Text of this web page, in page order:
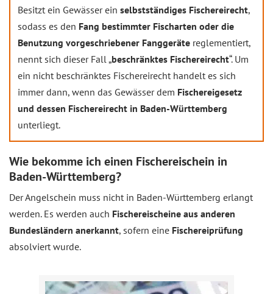
Besitzt ein Gewässer ein selbstständiges Fischereirecht,
sodass es den Fang bestimmter Fischarten oder die
Benutzung vorgeschriebener Fanggeräte reglementiert,
nennt sich dieser Fall „beschränktes Fischereirecht“. Um
ein nicht beschränktes Fischereirecht handelt es sich
immer dann, wenn das Gewässer dem Fischereigesetz
und dessen Fischereirecht in Baden-Württemberg
unterliegt.
Wie bekomme ich einen Fischereischein in
Baden-Württemberg?
Der Angelschein muss nicht in Baden-Württemberg erlangt
werden. Es werden auch Fischereischeine aus anderen
Bundesländern anerkannt, sofern eine Fischereiprüfung
absolviert wurde.